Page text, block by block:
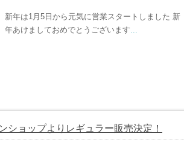
新年は1月5日から元気に営業スタートしました 新
年あけましておめでとうございます...
ショップよりレギュラー販売決定！